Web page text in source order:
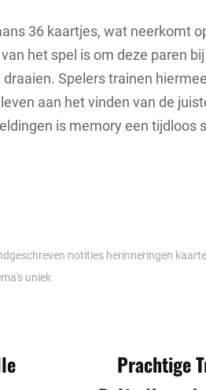
36 kaartjes, wat neerkomt
het spel is om deze paren
Spelers trainen
aan het vinden van de
is memory een tijdloos
notities herinneringen
uniek
Prachtige